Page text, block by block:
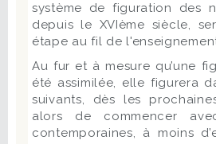
système de figuration des
depuis le XVIème siècle,
étape au fil de
Au fur et à mesure qu’une
été assimilée, elle figurera
suivants, dès les
alors de commencer
contemporaines, à moins